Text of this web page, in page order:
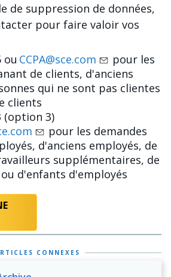
de suppression de données,
pour faire valoir vos
ou CCPA@sce.com
pour les
de clients, d'anciens
qui ne sont pas clientes
clients
(option 3)
pour les demandes
d'anciens employés, de
supplémentaires, de
d'enfants d'employés
CONNEXES